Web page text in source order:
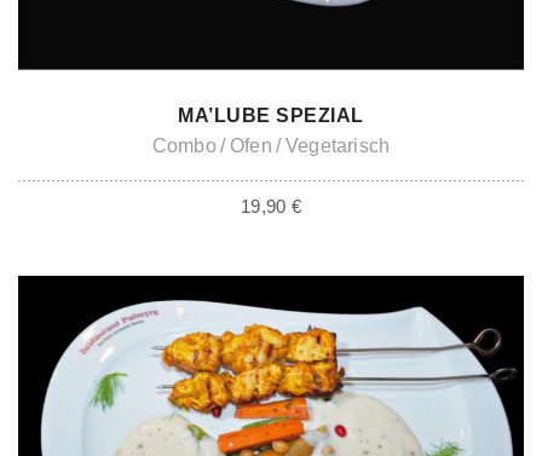
ADD TO CART
MA’LUBE SPEZIAL
Combo
Ofen Vegetarisch
19,90 €